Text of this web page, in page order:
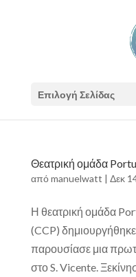
Επιλογή Σελίδας
Θεατρική ομάδα
απόmanuelwatt | Δεκ
Η θεατρική ομάδα
(CCP)
παρουσίασε μια
στο S. Vicente.